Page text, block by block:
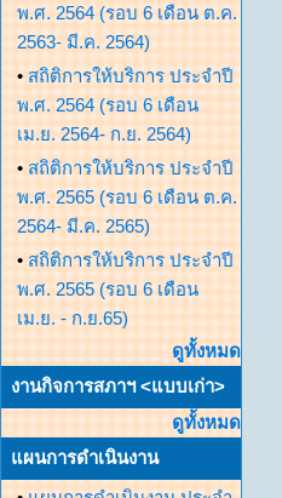
พ.ศ. 2564 (รอบ 6 เดือน ต.ค.
2563- มี.ค. 2564)
• สถิติการให้บริการ ประจำปี
พ.ศ. 2564 (รอบ 6 เดือน
เม.ย. 2564- ก.ย. 2564)
• สถิติการให้บริการ ประจำปี
พ.ศ. 2565 (รอบ 6 เดือน ต.ค.
2564- มี.ค. 2565)
• สถิติการให้บริการ ประจำปี
พ.ศ. 2565 (รอบ 6 เดือน
เม.ย. - ก.ย.65)
ดูทั้งหมด
งานกิจการสภาฯ <แบบเก่า>
ดูทั้งหมด
แผนการดำเนินงาน